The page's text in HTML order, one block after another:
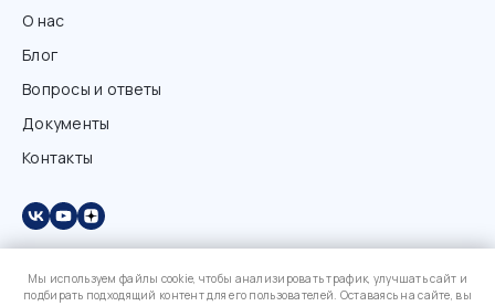
О нас
Блог
Вопросы и ответы
Документы
Контакты
Мы используем файлы cookie, чтобы анализировать трафик, улучшать сайт и
подбирать подходящий контент для его пользователей. Оставаясь на сайте, вы